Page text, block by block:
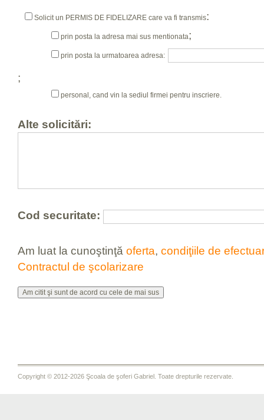
Solicit un PERMIS DE FIDELIZARE care va fi transmis:
prin posta la adresa mai sus mentionata;
prin posta la urmatoarea adresa:
;
personal, cand vin la sediul firmei pentru inscriere.
Alte solicitări:
Cod securitate:
Am luat la cunoştinţă oferta, condiţiile de
Contractul de şcolarizare
Copyright © 2012-2026 Şcoala de şoferi Gabriel. Toate drepturile rezervate.